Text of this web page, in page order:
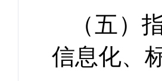
（五）
信息化、